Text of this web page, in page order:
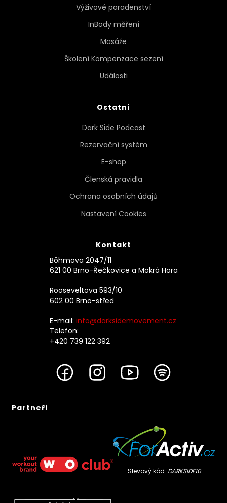
Výživové poradenství
InBody měření
Masáže
Školení Kompenzace sezení
Události
Ostatní
Dark Side Podcast
Rezervační systém
E-shop
Členská pravidla
Ochrana osobních údajů
Nastavení Cookies
Kontakt
Böhmova 2047/11
621 00 Brno-Řečkovice a Mokrá Hora
Rooseveltova 593/10
602 00 Brno-střed
E-mail: info@darksidemovement.cz
Telefon:
+420 739 122 392
Partneři
Slevový kód: DARKSIDE10